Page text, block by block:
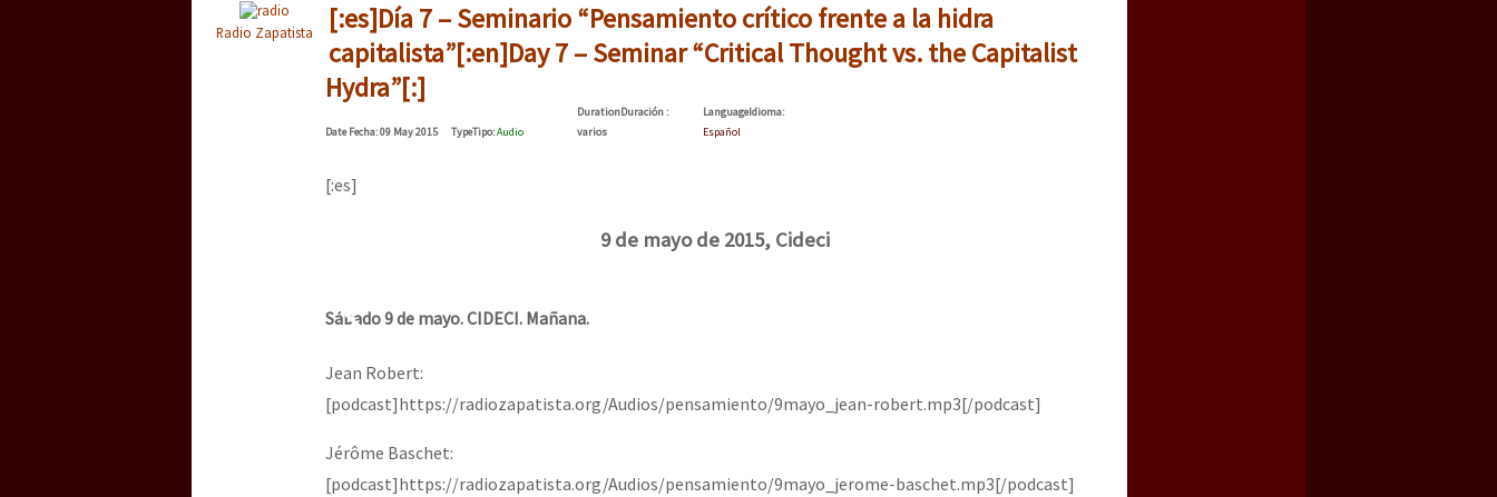
Radio Zapatista
[:es]Día 7 – Seminario “Pensamiento crítico frente a la hidra
capitalista”[:en]Day 7 – Seminar “Critical Thought vs. the Capitalist
Hydra”[:]
DateFecha: 09 May 2015 TypeTipo:Audio
DurationDuración:
varios
LanguageIdioma:
Español
[:es]
9 de mayo de 2015, Cideci
Sábado 9 de mayo. CIDECI. Mañana.
Jean Robert:
[podcast]https://radiozapatista.org/Audios/pensamiento/9mayo_jean-robert.mp3[/podcast]
Jérôme Baschet:
[podcast]https://radiozapatista.org/Audios/pensamiento/9mayo_jerome-baschet.mp3[/podcast]